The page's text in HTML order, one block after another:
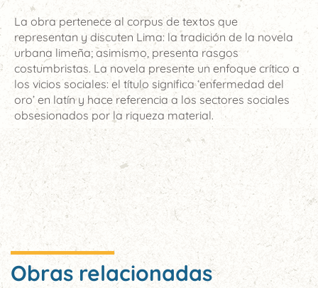
La obra pertenece al corpus de textos que
representan y discuten Lima: la tradición de la novela
urbana limeña; asimismo, presenta rasgos
costumbristas. La novela presente un enfoque crítico a
los vicios sociales: el título significa ‘enfermedad del
oro’ en latín y hace referencia a los sectores sociales
obsesionados por la riqueza material.
Obras relacionadas